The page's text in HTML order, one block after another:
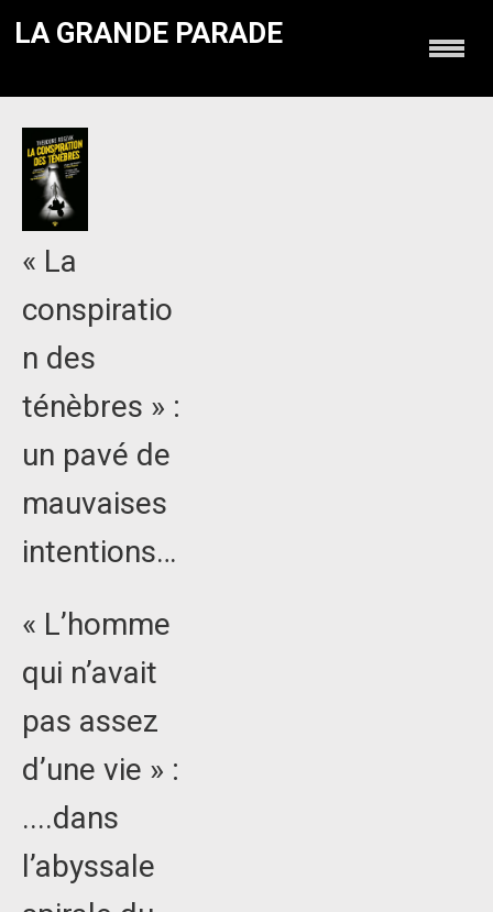
LA GRANDE PARADE
« La
conspiratio
n des
ténèbres » :
un pavé de
mauvaises
intentions…
« L’homme
qui n’avait
pas assez
d’une vie » :
....dans
l’abyssale